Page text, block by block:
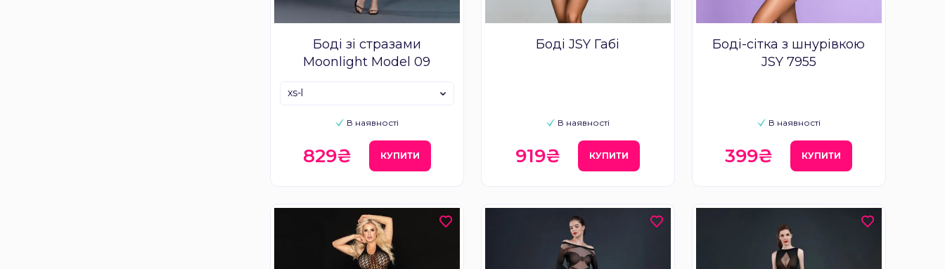
Боді зі стразами
Moonlight Model 09
В наявності
xs-l
829₴ КУПИТИ
Боді JSY Габі
В наявності
919₴ КУПИТИ
Боді-сітка з шнурівкою
JSY 7955
В наявності
399₴ КУПИТИ